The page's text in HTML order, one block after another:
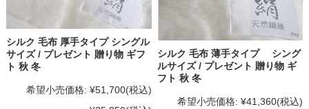
シルク 毛布 厚手タイプ シングル
サイズ / プレゼント 贈り物 ギフ
ト 秋 冬
希望小売価格: ¥51,700(税込)
シルク 毛布 薄手タイプ シング
ルサイズ / プレゼント 贈り物 ギ
フト 秋 冬
希望小売価格: ¥41,360(税込)